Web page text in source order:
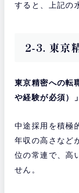
すると、上記の
2-3. 東京
東京精密への転
や経験が必須）」
中途採用を積極
年収の高さなど
位の常連で、高
せん。